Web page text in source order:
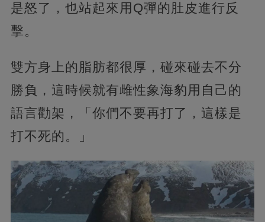
是怒了，也站起來用Q彈的肚皮進行反
擊。
雙方身上的脂肪都很厚，碰來碰去不分
勝負，這時候就有雌性象海豹用自己的
語言勸架，「你們不要再打了，這樣是
打不死的。」